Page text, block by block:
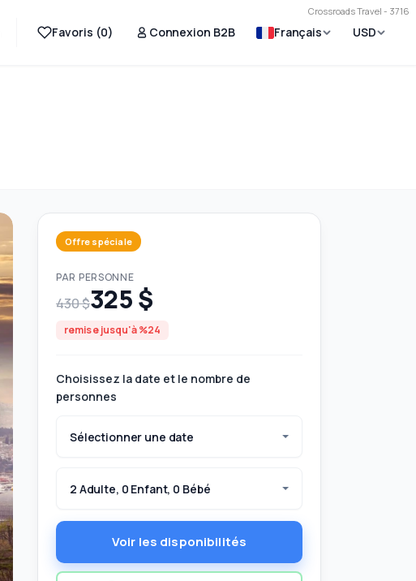
Crossroads Travel - 3716
Favoris (0) Connexion B2B Français USD
Offre spéciale
PAR PERSONNE
430 $325 $
remise jusqu'à %24
Choisissez la date et le nombre de
personnes
Sélectionner une date
2 Adulte, 0 Enfant, 0 Bébé
Voir les disponibilités